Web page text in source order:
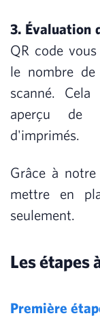
3. Évaluation
QR code
le nombre
scanné.
aperçu de
d'imprimés.
Grâce à
mettre en
seulement.
Les étapes
Première